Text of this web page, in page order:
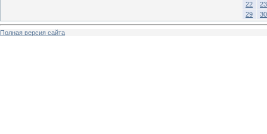
22
23
29
30
Полная версия сайта